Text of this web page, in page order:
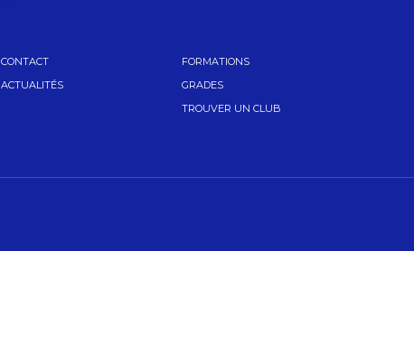
CONTACT
ACTUALITÉS
FORMATIONS
GRADES
TROUVER UN CLUB